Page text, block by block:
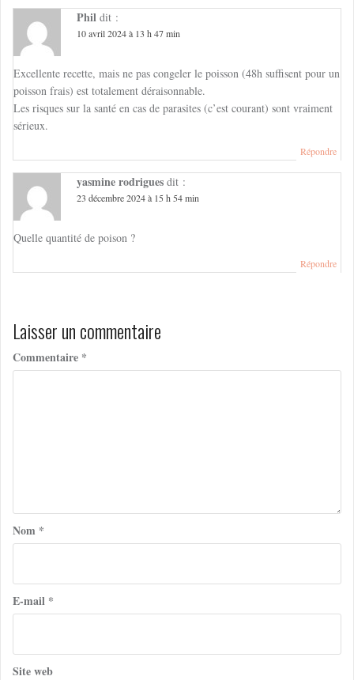
Phil dit :
10 avril 2024 à 13 h 47 min
Excellente recette, mais ne pas congeler le poisson (48h suffisent pour un
poisson frais) est totalement déraisonnable.
Les risques sur la santé en cas de parasites (c’est courant) sont vraiment
sérieux.
Répondre
yasmine rodrigues dit :
23 décembre 2024 à 15 h 54 min
Quelle quantité de poison ?
Répondre
Laisser un commentaire
Commentaire *
Nom *
E-mail *
Site web